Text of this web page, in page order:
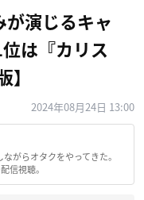
が演じるキャ
は『カリス
】
2024年08月24日 13:00
がらオタクをやってきた。
信視聴。